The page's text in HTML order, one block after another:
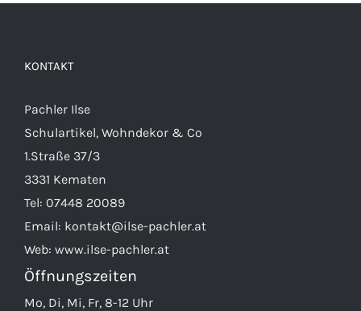
KONTAKT
Pachler Ilse
Schulartikel, Wohndekor & Co
1.Straße 37/3
3331 Kematen
Tel: 07448 20089
Email: kontakt@ilse-pachler.at
Web: www.ilse-pachler.at
Öffnungszeiten
Mo, Di, Mi, Fr, 8-12 Uhr